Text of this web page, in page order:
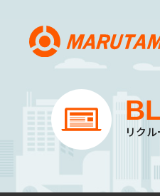
リク